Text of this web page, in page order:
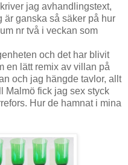
jag avhandlingstext,
är ganska så säker på hur
nr två i veckan som
och det har blivit
en lätt remix av villan på
och jag hängde tavlor, allt
Malmö fick jag sex styck
Hur de hamnat i mina